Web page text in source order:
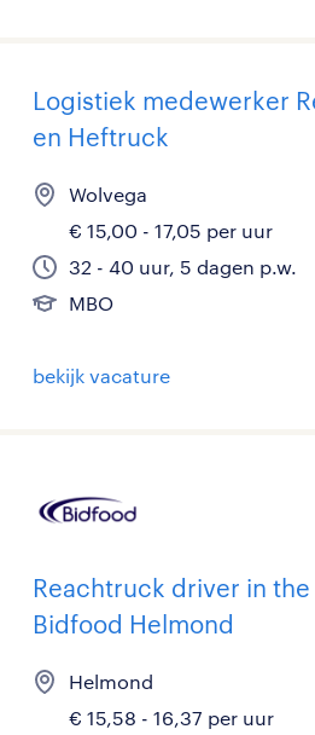
Logistiek medewerker
en Heftruck
Wolvega
€ 15,00 - 17,05 per uur
32 - 40 uur, 5 dagen p.w.
MBO
bekijk vacature
Reachtruck driver in
Bidfood Helmond
Helmond
€ 15,58 - 16,37 per uur